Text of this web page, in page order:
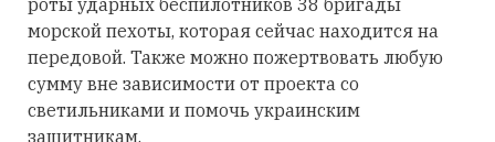
морской пехоты, которая сейчас находится на
передовой. Также можно пожертвовать любую
сумму вне зависимости от проекта со
светильниками и помочь украинским
защитникам.